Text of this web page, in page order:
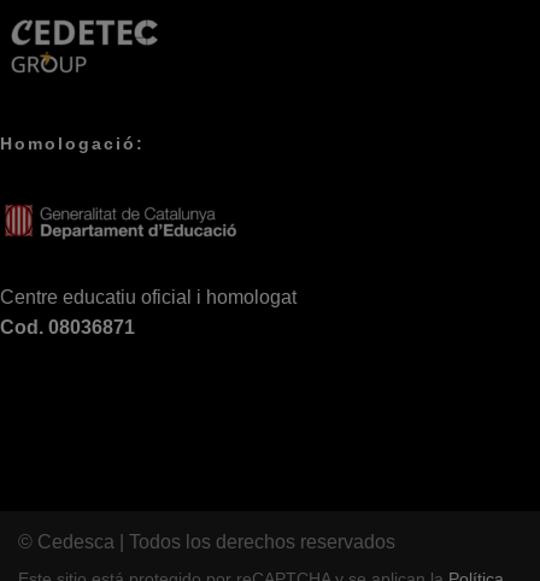
Homologació:
Centre educatiu oficial i homologat
Cod. 08036871
© Cedesca | Todos los derechos reservados